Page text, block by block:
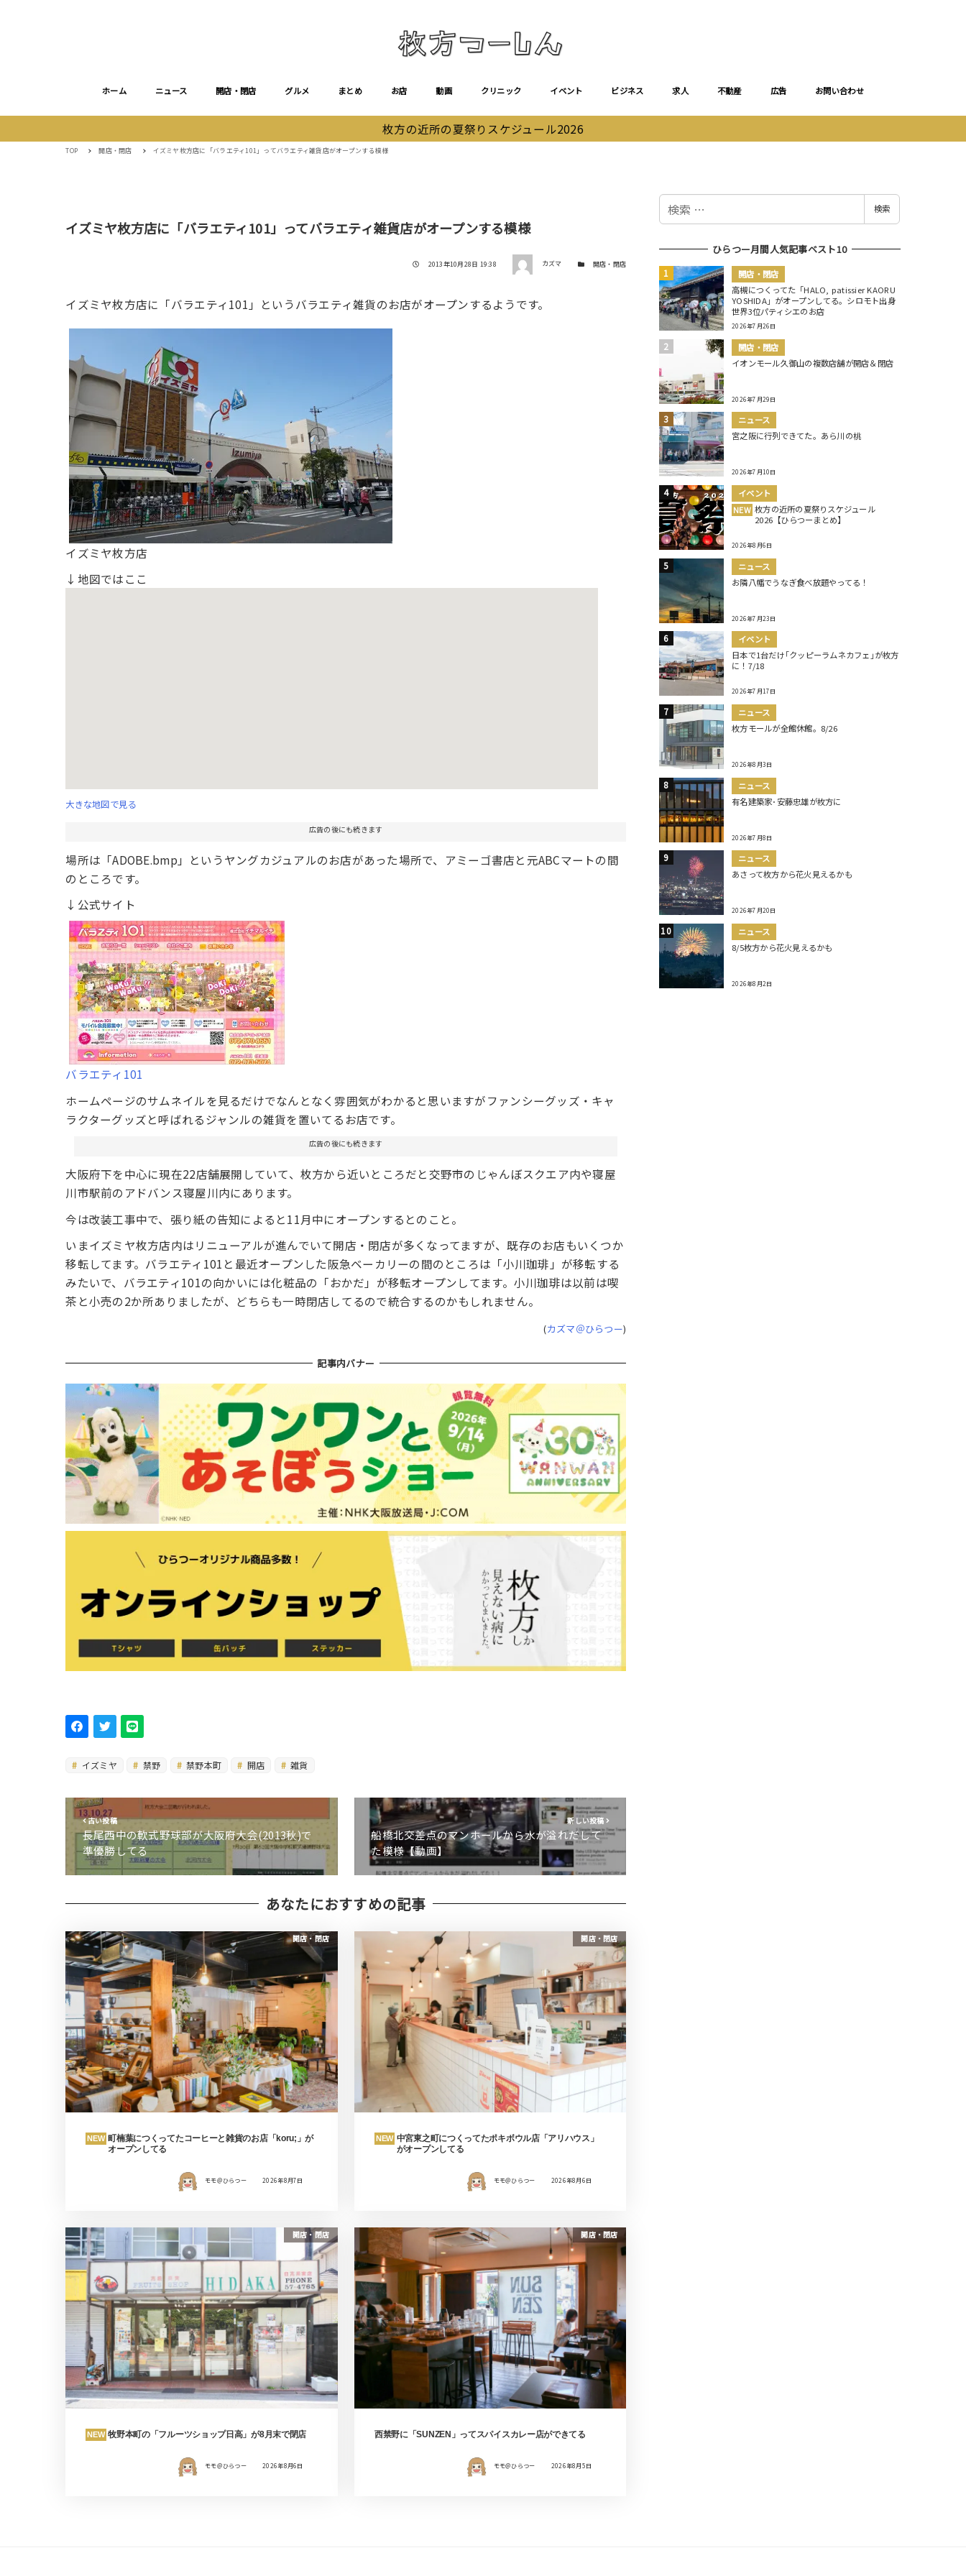
ホーム ニュース 開店・閉店 グルメ まとめ お店 動画 クリニック イベント ビジネス 求人 不動産 広告 お問い合わせ
枚方の近所の夏祭りスケジュール2026
TOP 開店・閉店 イズミヤ枚方店に「バラエティ101」ってバラエティ雑貨店がオープンする模様
イズミヤ枚方店に「バラエティ101」ってバラエティ雑貨店がオープンする模様
投稿日
2013年10月28日 19:38 著者 カズマ カテゴリー開店・閉店
イズミヤ枚方店に「バラエティ101」というバラエティ雑貨のお店がオープンするようです。
イズミヤ枚方店
↓地図ではここ
大きな地図で見る
広告の後にも続きます
場所は「ADOBE.bmp」というヤングカジュアルのお店があった場所で、アミーゴ書店と元ABCマートの間
のところです。
↓公式サイト
バラエティ101
ホームページのサムネイルを見るだけでなんとなく雰囲気がわかると思いますがファンシーグッズ・キャ
ラクターグッズと呼ばれるジャンルの雑貨を置いてるお店です。
広告の後にも続きます
大阪府下を中心に現在22店舗展開していて、枚方から近いところだと交野市のじゃんぼスクエア内や寝屋
川市駅前のアドバンス寝屋川内にあります。
今は改装工事中で、張り紙の告知によると11月中にオープンするとのこと。
いまイズミヤ枚方店内はリニューアルが進んでいて開店・閉店が多くなってますが、既存のお店もいくつか
移転してます。バラエティ101と最近オープンした阪急ベーカリーの間のところは「小川珈琲」が移転する
みたいで、バラエティ101の向かいには化粧品の「おかだ」が移転オープンしてます。小川珈琲は以前は喫
茶と小売の2か所ありましたが、どちらも一時閉店してるので統合するのかもしれません。
(カズマ＠ひらつー)
記事内バナー
イズミヤ 禁野 禁野本町 開店 雑貨
古い投稿
長尾西中の軟式野球部が大阪府大会(2013秋)で
準優勝してる
新しい投稿
船橋北交差点のマンホールから水が溢れだして
た模様【動画】
あなたにおすすめの記事
開店・閉店
NEW 町楠葉につくってたコーヒーと雑貨のお店「koru;」が
オープンしてる
モモ＠ひらつー 2026年8月7日
開店・閉店
NEW 中宮東之町につくってたポキボウル店「アリハウス」
がオープンしてる
モモ＠ひらつー 2026年8月6日
開店・閉店
NEW 牧野本町の「フルーツショップ日高」が8月末で閉店
モモ＠ひらつー 2026年8月6日
開店・閉店
西禁野に「SUNZEN」ってスパイスカレー店ができてる
モモ＠ひらつー 2026年8月5日
検
検索
ひらつー月間人気記事ベスト10
開店・閉店
高槻につくってた「HALO, patissier KAORU
YOSHIDA」がオープンしてる。シロモト出身
世界3位パティシエのお店
2026年7月26日
開店・閉店
イオンモール久御山の複数店舗が開店＆閉店
2026年7月29日
ニュース
宮之阪に行列できてた。あら川の桃
2026年7月10日
イベント
NEW 枚方の近所の夏祭りスケジュール
2026【ひらつーまとめ】
2026年8月6日
ニュース
お隣八幡でうなぎ食べ放題やってる！
2026年7月23日
イベント
日本で1台だけ｢クッピーラムネカフェ｣が枚方
に！7/18
2026年7月17日
ニュース
枚方モールが全館休館。8/26
2026年8月3日
ニュース
有名建築家･安藤忠雄が枚方に
2026年7月8日
ニュース
あさって枚方から花火見えるかも
2026年7月20日
ニュース
8/5枚方から花火見えるかも
2026年8月2日